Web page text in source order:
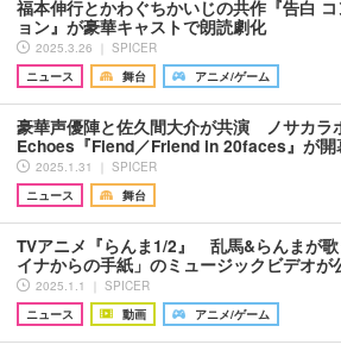
福本伸行とかわぐちかいじの共作『告白
ョン』が豪華キャストで朗読劇化
2025.3.26 ｜ SPICER
ニュース
舞台 アニメ/ゲーム
豪華声優陣と佐久間大介が共演 ノサカラ
Echoes『Fiend／Friend in 20faces』が開
2025.1.31 ｜ SPICER
ニュース
舞台
TVアニメ『らんま1/2』 乱馬&らんまが歌
イナからの手紙」のミュージックビデオが
2025.1.1 ｜ SPICER
ニュース
動画 アニメ/ゲーム